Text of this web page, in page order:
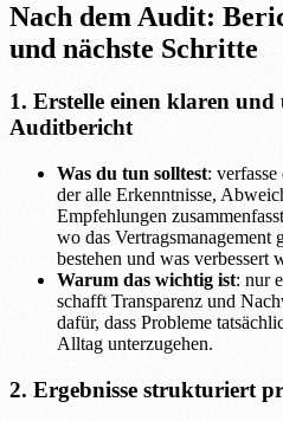
Nach dem Audit:
und nächste Schritte
1. Erstelle einen klaren und
Auditbericht
Was du tun solltest:
der alle Erkenntnisse,
Empfehlungen
wo das
bestehen und was verbessert
Warum das wichtig ist: nur
schafft Transparenz und
dafür, dass Probleme
Alltag unterzugehen.
2. Ergebnisse strukturiert